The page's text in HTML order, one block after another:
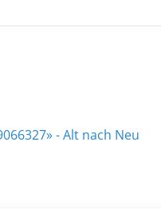
- Alt nach Neu